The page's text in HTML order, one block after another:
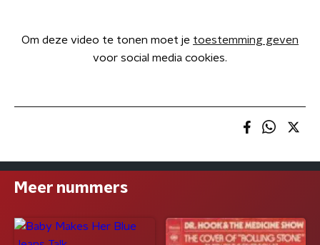
Om deze video te tonen moet je toestemming geven
voor social media cookies.
Meer nummers